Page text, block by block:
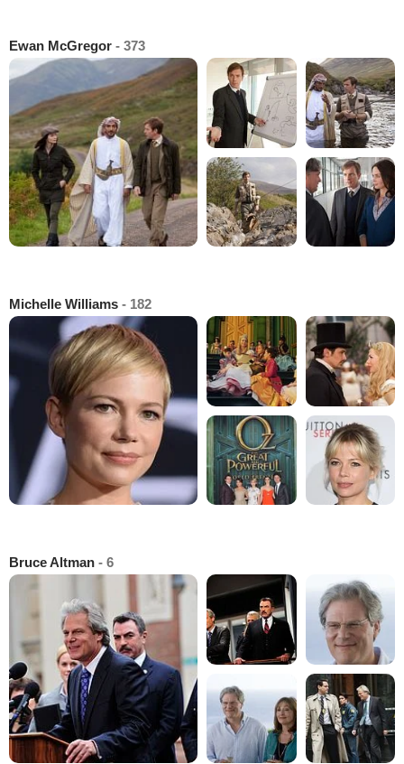
Ewan McGregor - 373
Michelle Williams - 182
Bruce Altman - 6